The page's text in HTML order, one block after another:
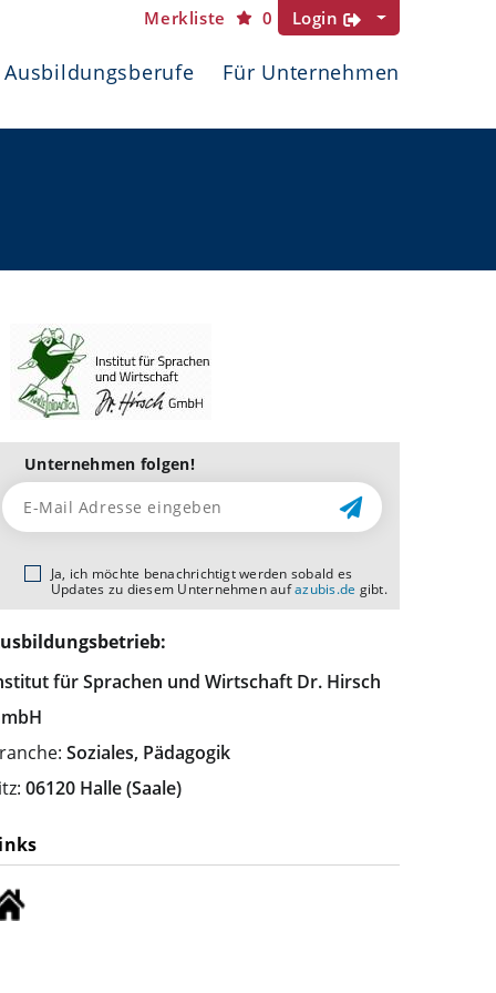
Merkliste 0 Login
Ausbildungsberufe Für Unternehmen
Unternehmen folgen!
Ja, ich möchte benachrichtigt werden sobald es
Updates zu diesem Unternehmen aufazubis.de gibt.
für Sprachen und Wirtschaft Dr. Hirsch
Soziales, Pädagogik
06120 Halle (Saale)